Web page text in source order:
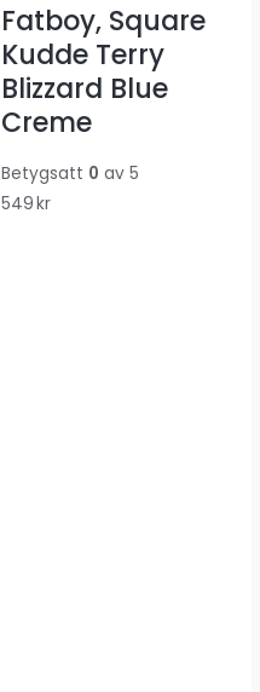
Fatboy, Square
Kudde Terry
Blizzard Blue
Creme
Betygsatt 0 av 5
549kr